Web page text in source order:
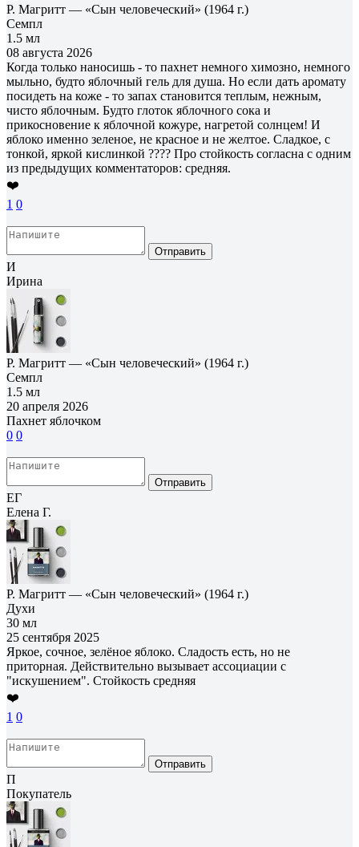
Р. Магритт — «Сын человеческий» (1964 г.)
Семпл
1.5 мл
08 августа 2026
Когда только наносишь - то пахнет немного химозно, немного
мыльно, будто яблочный гель для душа. Но если дать аромату
посидеть на коже - то запах становится теплым, нежным,
чисто яблочным. Будто глоток яблочного сока и
прикосновение к яблочной кожуре, нагретой солнцем! И
яблоко именно зеленое, не красное и не желтое. Сладкое, с
тонкой, яркой кислинкой ???? Про стойкость согласна с одним
из предыдущих комментаторов: средняя.
❤️
1 0
Отправить
И
Ирина
Р. Магритт — «Сын человеческий» (1964 г.)
Семпл
1.5 мл
20 апреля 2026
Пахнет яблочком
0 0
Отправить
ЕГ
Елена Г.
Р. Магритт — «Сын человеческий» (1964 г.)
Духи
30 мл
25 сентября 2025
Яркое, сочное, зелёное яблоко. Сладость есть, но не
приторная. Действительно вызывает ассоциации с
"искушением". Стойкость средняя
❤️
1 0
Отправить
П
Покупатель